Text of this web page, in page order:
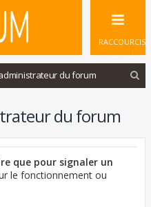
RACCOURCIS
du forum
du forum
que pour signaler un
le fonctionnement ou